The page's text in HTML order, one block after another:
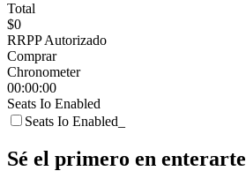
Total
$0
RRPP Autorizado
Comprar
Chronometer
00:00:00
Seats Io Enabled
Seats Io Enabled_
Sé el primero en